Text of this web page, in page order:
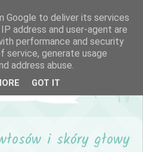
i skóry głowy
Google to deliver its services
address and user-agent are
performance and security
service, generate usage
address abuse.
GOT IT